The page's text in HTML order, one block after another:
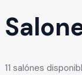
11 salónes